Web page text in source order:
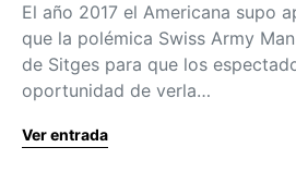
El año 2017 el Americana supo
que la polémica Swiss Army
de Sitges para que los
oportunidad de verla…
Ver entrada